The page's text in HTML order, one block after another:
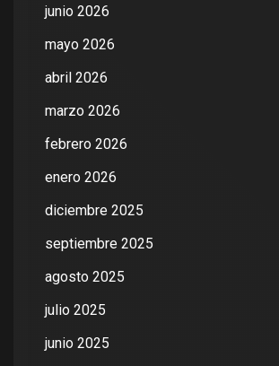
junio 2026
mayo 2026
abril 2026
marzo 2026
febrero 2026
enero 2026
diciembre 2025
septiembre 2025
agosto 2025
julio 2025
junio 2025